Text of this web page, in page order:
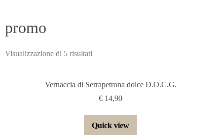
promo
Visualizzazione di 5 risultati
Vernaccia di Serrapetrona dolce D.O.C.G.
€ 14,90
Quick view